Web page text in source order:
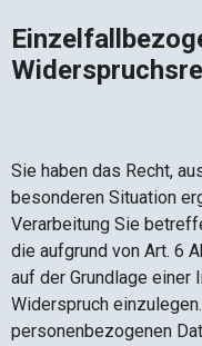
Sie haben das Recht,
besonderen Situation
Verarbeitung Sie
die aufgrund von Art. 6
auf der Grundlage
Widerspruch
personenbezogenen